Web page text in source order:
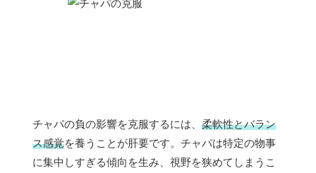
チャパの負の影響を克服するには、 柔軟性とバラン
ス感覚を養うことが肝要です。チャパは特定の物事
に集中しすぎる傾向を生み、視野を狭めてしまうこ